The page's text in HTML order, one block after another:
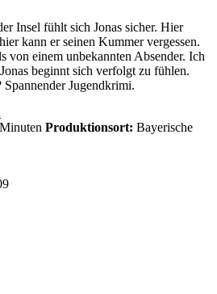
Insel fühlt sich Jonas sicher. Hier
kann er seinen Kummer vergessen.
von einem unbekannten Absender. Ich
beginnt sich verfolgt zu fühlen.
Jugendkrimi.
Produktionsort: Bayerische